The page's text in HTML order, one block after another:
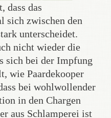
dass das
sich zwischen den
unterscheidet.
nicht wieder die
sich bei der Impfung
wie Paardekooper
bei wohlwollender
in den Chargen
aus Schlamperei ist